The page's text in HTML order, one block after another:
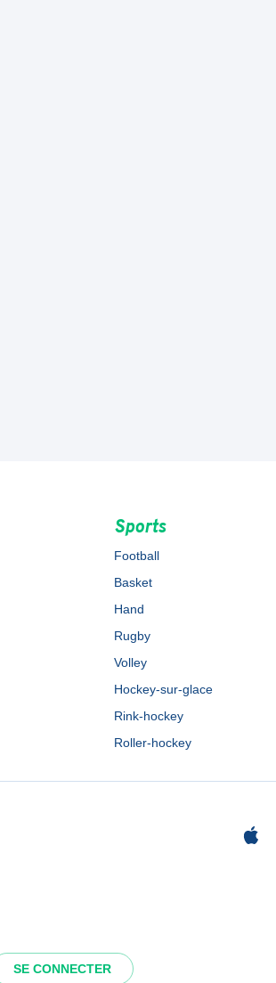
SE CONNECTER
Sports
Football
Basket
Hand
Rugby
Volley
Hockey-sur-glace
Rink-hockey
Roller-hockey